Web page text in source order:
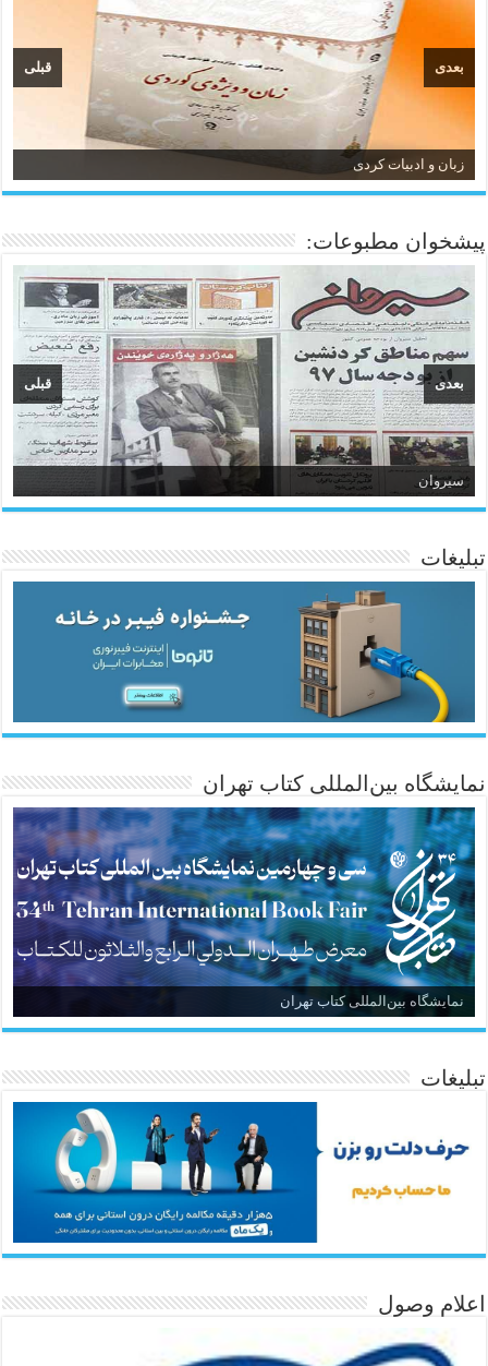
زبان و ادبیات کردی
قبلی بعدی
پیشخوان مطبوعات:
سیروان
ئاژانسی هەواڵی مێهر
قبلی بعدی
تبلیغات
نمایشگاه بین‌المللی کتاب تهران
نمایشگاه بین‌المللی کتاب تهران
تبلیغات
اعلام وصول